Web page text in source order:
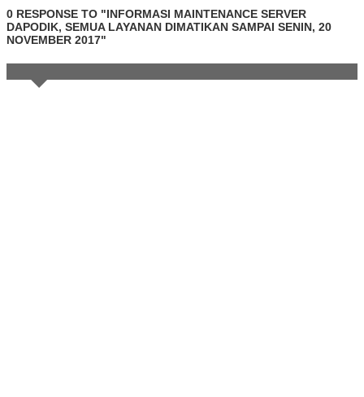
0 RESPONSE TO "INFORMASI MAINTENANCE SERVER
DAPODIK, SEMUA LAYANAN DIMATIKAN SAMPAI SENIN, 20
NOVEMBER 2017"